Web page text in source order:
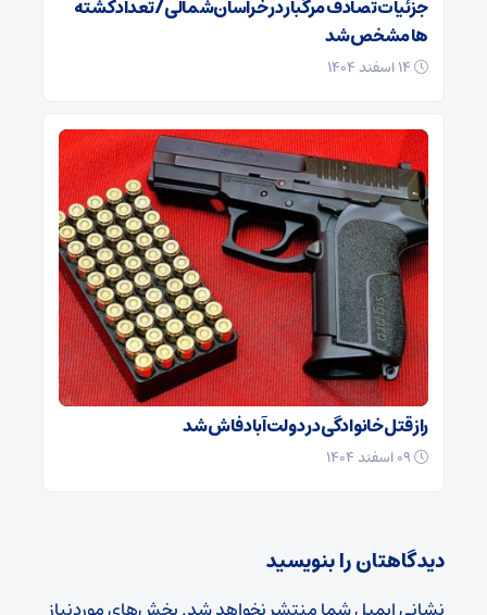
جزئیات تصادف مرگبار در خراسان‌شمالی/ تعداد کشته
ها مشخص شد
راز قتل خانوادگی در دولت‌آباد فاش شد
دیدگاهتان را بنویسید